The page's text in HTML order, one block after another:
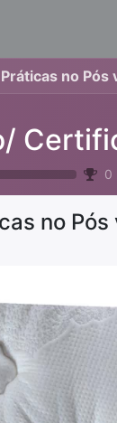
no Pós
0
no Pós